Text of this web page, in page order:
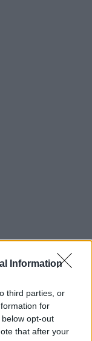
Information
third parties, or
for
opt-out
that after your